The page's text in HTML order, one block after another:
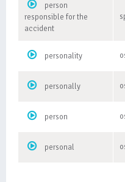
person
responsible for the
accident
personality
personally
person
personal